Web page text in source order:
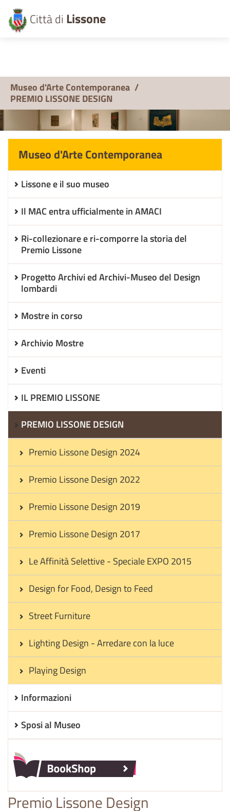
Città di Lissone
Museo d'Arte Contemporanea /
PREMIO LISSONE DESIGN
Museo d'Arte Contemporanea
Lissone e il suo museo
Il MAC entra ufficialmente in AMACI
Ri-collezionare e ri-comporre la storia del
Premio Lissone
Progetto Archivi ed Archivi-Museo del Design
lombardi
Mostre in corso
Archivio Mostre
Eventi
IL PREMIO LISSONE
PREMIO LISSONE DESIGN
Premio Lissone Design 2024
Premio Lissone Design 2022
Premio Lissone Design 2019
Premio Lissone Design 2017
Le Affinità Selettive - Speciale EXPO 2015
Design for Food, Design to Feed
Street Furniture
Lighting Design - Arredare con la luce
Playing Design
Informazioni
Sposi al Museo
Premio Lissone Design